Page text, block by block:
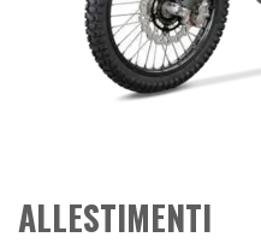
ALLESTIMENTI